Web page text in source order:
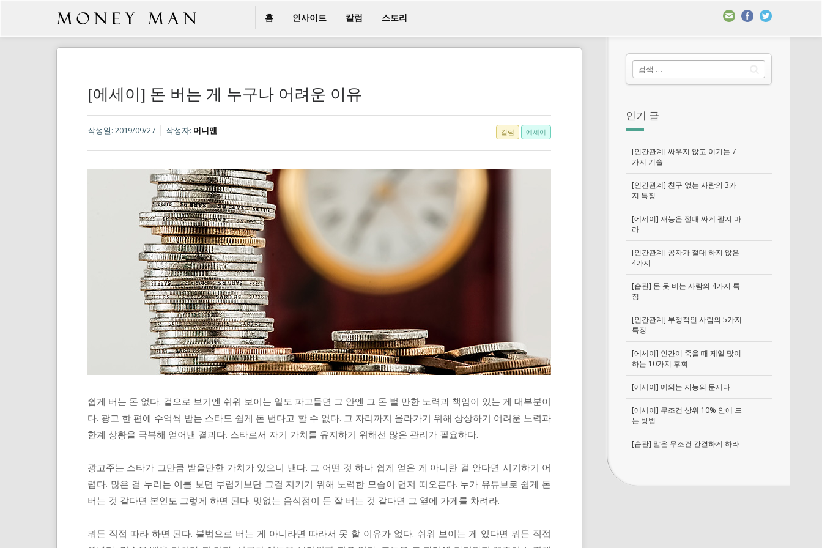
홈 인사이트 칼럼 스토리
인기 글
[인간관계] 싸우지 않고 이기는 7
가지 기술
[인간관계] 친구 없는 사람의 3가
지 특징
[에세이] 재능은 절대 싸게 팔지 마
라
[인간관계] 공자가 절대 하지 않은
4가지
[습관] 돈 못 버는 사람의 4가지 특
징
[인간관계] 부정적인 사람의 5가지
특징
[에세이] 인간이 죽을 때 제일 많이
하는 10가지 후회
[에세이] 예의는 지능의 문제다
[에세이] 무조건 상위 10% 안에 드
는 방법
[습관] 말은 무조건 간결하게 하라
[에세이] 돈 버는 게 누구나 어려운 이유
작성일: 2019/09/27 작성자: 머니맨 에세이
칼럼
쉽게 버는 돈 없다. 겉으로 보기엔 쉬워 보이는 일도 파고들면 그 안엔 그 돈 벌 만한 노력과 책임이 있는 게 대부분이
다. 광고 한 편에 수억씩 받는 스타도 쉽게 돈 번다고 할 수 없다. 그 자리까지 올라가기 위해 상상하기 어려운 노력과
한계 상황을 극복해 얻어낸 결과다. 스타로서 자기 가치를 유지하기 위해선 많은 관리가 필요하다.
광고주는 스타가 그만큼 받을만한 가치가 있으니 낸다. 그 어떤 것 하나 쉽게 얻은 게 아니란 걸 안다면 시기하기 어
렵다. 많은 걸 누리는 이를 보면 부럽기보단 그걸 지키기 위해 노력한 모습이 먼저 떠오른다. 누가 유튜브로 쉽게 돈
버는 것 같다면 본인도 그렇게 하면 된다. 맛없는 음식점이 돈 잘 버는 것 같다면 그 옆에 가게를 차려라.
뭐든 직접 따라 하면 된다. 불법으로 버는 게 아니라면 따라서 못 할 이유가 없다. 쉬워 보이는 게 있다면 뭐든 직접